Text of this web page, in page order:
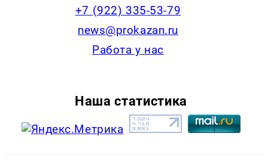
+7 (922) 335-53-79
news@prokazan.ru
Работа у нас
Наша статистика